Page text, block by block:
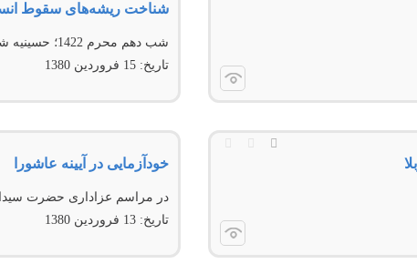
شناخت ریشه‌های سقوط
شب دهم محرم 1422؛ حسينیه شهدای قم
تاریخ: 15 فروردين 1380
خودآزمایی در آیینه عاشورا
در مراسم عزاداری حضرت
تاریخ: 13 فروردين 1380